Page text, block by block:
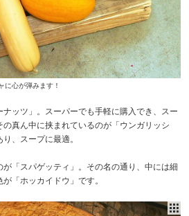
に心が弾みます！
ッツ」。スーパーでも手軽に購入でき、スー
真ん中に挟まれているのが「ウンガリッシ
、スープに最適。
「スパゲッティ」。その名の通り、中には細
「ホッカイドウ」です。